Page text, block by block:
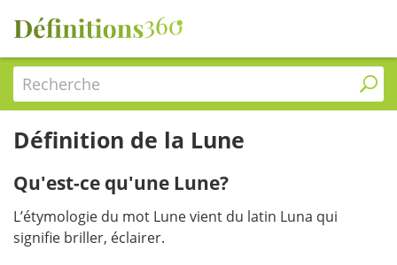
Recherche
Définition de la Lune
Qu'est-ce qu'une Lune?
L’étymologie du mot Lune vient du latin Luna qui
signifie briller, éclairer.